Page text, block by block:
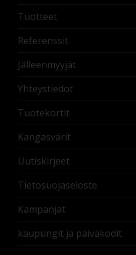
Tuotteet
Referenssit
Jälleenmyyjät
Yhteystiedot
Tuotekortit
Kangasvärit
Uutiskirjeet
Tietosuojaseloste
Kampanjat
kaupungit ja päiväkodit